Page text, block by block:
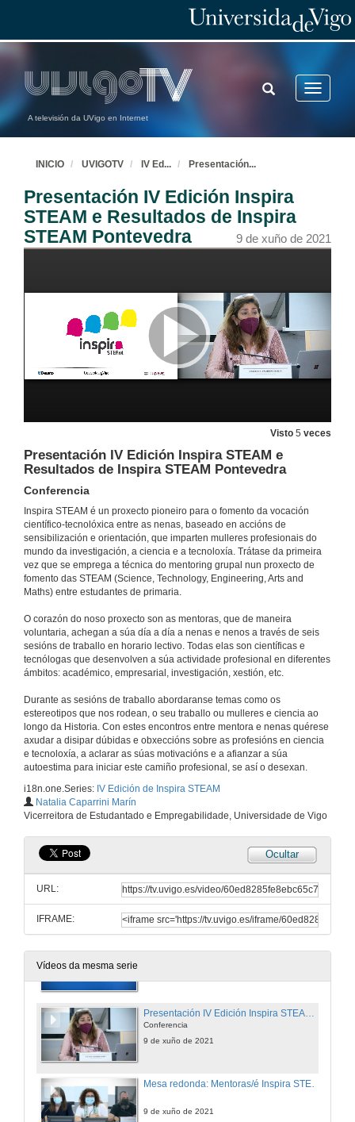
A televisión da UVigo en Internet
Toggle
TOGGLE
SEARCH
INICIO UVIGOTV IV Ed... Presentación...
Presentación IV Edición Inspira
STEAM e Resultados de Inspira
STEAM Pontevedra
9 de xuño de 2021
Visto 5 veces
Presentación IV Edición Inspira STEAM e
Resultados de Inspira STEAM Pontevedra
Conferencia
Inspira STEAM é un proxecto pioneiro para o fomento da vocación
científico-tecnolóxica entre as nenas, baseado en accións de
sensibilización e orientación, que imparten mulleres profesionais do
mundo da investigación, a ciencia e a tecnoloxía. Trátase da primeira
vez que se emprega a técnica do mentoring grupal nun proxecto de
fomento das STEAM (Science, Technology, Engineering, Arts and
Maths) entre estudantes de primaria.
O corazón do noso proxecto son as mentoras, que de maneira
voluntaria, achegan a súa día a día a nenas e nenos a través de seis
sesións de traballo en horario lectivo. Todas elas son científicas e
tecnólogas que desenvolven a súa actividade profesional en diferentes
ámbitos: académico, empresarial, investigación, xestión, etc.
Durante as sesións de traballo abordaranse temas como os
estereotipos que nos rodean, o seu traballo ou mulleres e ciencia ao
longo da Historia. Con estes encontros entre mentora e nenas quérese
axudar a disipar dúbidas e obxeccións sobre as profesións en ciencia
e tecnoloxía, a aclarar as súas motivacións e a afianzar a súa
autoestima para iniciar este camiño profesional, se así o desexan.
i18n.one.Series: IV Edición de Inspira STEAM
Natalia Caparrini Marín
Vicerreitora de Estudantado e Empregabilidade, Universidade de Vigo
Ocultar
URL:
IFRAME:
Vídeos da mesma serie
Conferencia
9 de xuño de 2021
Mesa redonda: Mentoras/é Inspira STEAM Pontevedra.
9 de xuño de 2021